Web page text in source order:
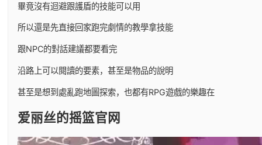
畢竟沒有迴避跟護盾的技能可以用
所以還是先直接回家跑完劇情的教學拿技能
跟NPC的對話建議都要看完
沿路上可以閱讀的要素，甚至是物品的說明
甚至是想到處亂跑地圖探索，也都有RPG遊戲的樂趣在
爱丽丝的摇篮官网